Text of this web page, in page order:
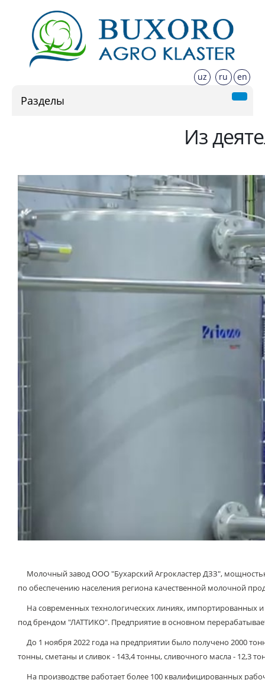
uz ru en
Разделы
Из
Молочный завод ООО "Бухарский Агрокластер ДЗЗ",
по обеспечению населения региона качественной молочной
На современных технологических линиях, импортированных и
под брендом "ЛАТТИКО". Предприятие в основном
До 1 ноября 2022 года на предприятии было получено 2000
тонны, сметаны и сливок - 143,4 тонны, сливочного масла - 12,3
На производстве работает более 100 квалифицированных